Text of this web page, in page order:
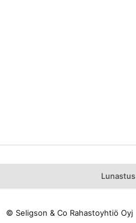
Lunastus
© Seligson & Co Rahastoyhtiö Oyj